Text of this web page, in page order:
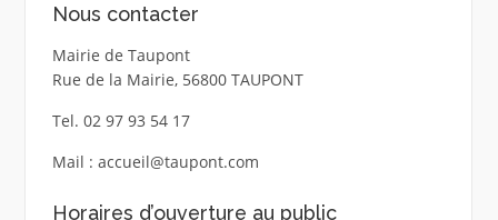
Nous contacter
Mairie de Taupont
Rue de la Mairie, 56800 TAUPONT
Tel. 02 97 93 54 17
Mail : accueil@taupont.com
Horaires d’ouverture au public